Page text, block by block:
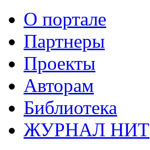
О портале
Партнеры
Проекты
Авторам
Библиотека
ЖУРНАЛ НИТ